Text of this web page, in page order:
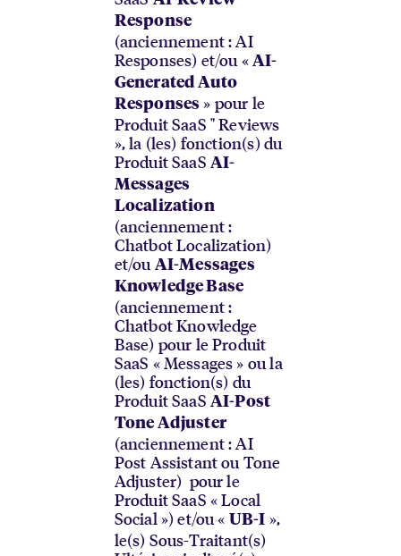
Response
(anciennement : AI
Responses) et/ou « AI-
Generated Auto
Responses » pour le
Produit SaaS " Reviews
», la (les) fonction(s) du
Produit SaaS AI-
Messages
Localization
(anciennement :
Chatbot Localization)
et/ou AI-Messages
Knowledge Base
(anciennement :
Chatbot Knowledge
Base) pour le Produit
SaaS « Messages » ou la
(les) fonction(s) du
Produit SaaS AI-Post
Tone Adjuster
(anciennement : AI
Post Assistant ou Tone
Adjuster) pour le
Produit SaaS « Local
Social ») et/ou « UB-I
»,
le(s) Sous-Traitant(s)